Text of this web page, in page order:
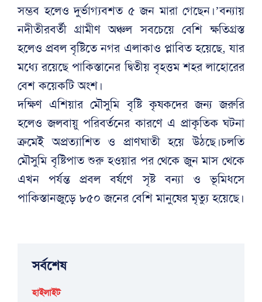
সম্ভব হলেও দুর্ভাগ্যবশত ৫ জন মারা গেছেন।’বন্যায়
নদীতীরবর্তী গ্রামীণ অঞ্চল সবচেয়ে বেশি ক্ষতিগ্রস্ত
হলেও প্রবল বৃষ্টিতে নগর এলাকাও প্লাবিত হয়েছে, যার
মধ্যে রয়েছে পাকিস্তানের দ্বিতীয় বৃহত্তম শহর লাহোরের
বেশ কয়েকটি অংশ।
দক্ষিণ এশিয়ার মৌসুমি বৃষ্টি কৃষকদের জন্য জরুরি
হলেও জলবায়ু পরিবর্তনের কারণে এ প্রাকৃতিক ঘটনা
ক্রমেই অপ্রত্যাশিত ও প্রাণঘাতী হয়ে উঠছে।চলতি
মৌসুমি বৃষ্টিপাত শুরু হওয়ার পর থেকে জুন মাস থেকে
এখন পর্যন্ত প্রবল বর্ষণে সৃষ্ট বন্যা ও ভূমিধসে
পাকিস্তানজুড়ে ৮৫০ জনের বেশি মানুষের মৃত্যু হয়েছে।
সর্বশেষ
হাইলাইট